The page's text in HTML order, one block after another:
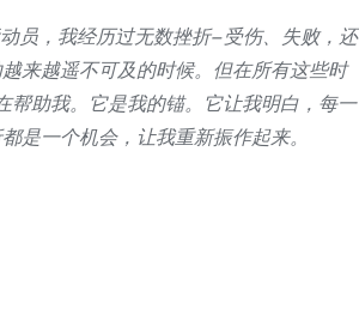
员，我经历过无数挫折–受伤、失败，还
来越遥不可及的时候。但在所有这些时
帮助我。它是我的锚。它让我明白，每一
是一个机会，让我重新振作起来。